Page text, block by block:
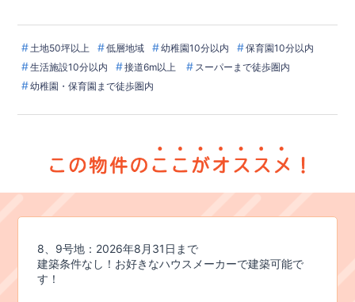
土地50坪以上 低層地域 幼稚園10分以内
保育園10分以内
生活施設10分以内
接道6m以上
スーパーまで徒歩圏内
幼稚園・保育園まで徒歩圏内
8、9号地：2026年8月31日まで
建築条件なし！お好きなハウスメーカーで建築可能で
す！